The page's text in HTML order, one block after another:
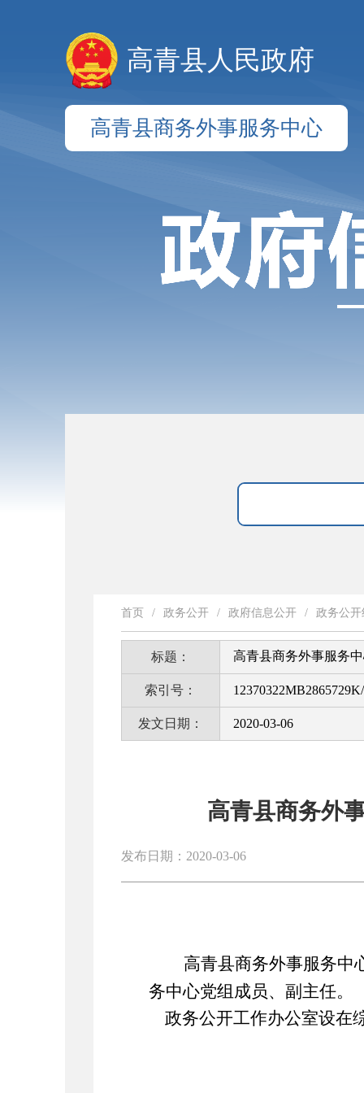
高青县人民政府
高青县商务外事服务中心
首页 / 政务公开 / 政府信息公开 / 政务公
标题： 高青县商务外事服务
索引号：
发文日期： 2020-03-06
高青县商务外
发布日期：2020-03-06
高青县商务外事服务中
务中心党组成员、副主任。
政务公开工作办公室设在